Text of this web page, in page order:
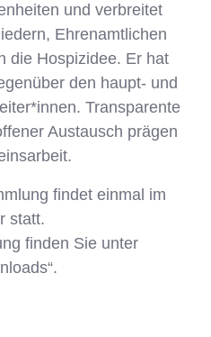
und verbreitet
Ehrenamtlichen
die Hospizidee. Er hat
den haupt- und
Transparente
Austausch prägen
findet einmal im
statt.
finden Sie unter